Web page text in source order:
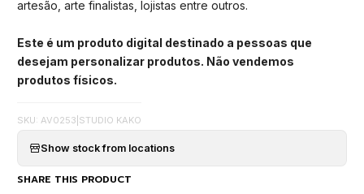
artesão, arte finalistas, lojistas entre outros.
Este é um produto digital destinado a pessoas que
desejam personalizar produtos. Não vendemos
produtos físicos.
SKU: AV0253 STUDIO KAKO
Show stock from locations
SHARE THIS PRODUCT